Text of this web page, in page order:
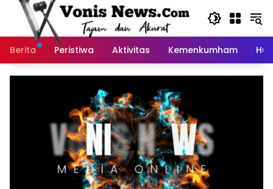
Langsung
Berita
Peristiwa Aktivitas Kemenkumham